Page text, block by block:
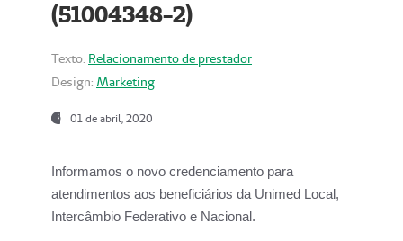
(51004348-2)
Texto: Relacionamento de prestador
Design: Marketing
01 de abril, 2020
Informamos o novo credenciamento para
atendimentos aos beneficiários da Unimed Local,
Intercâmbio Federativo e Nacional.